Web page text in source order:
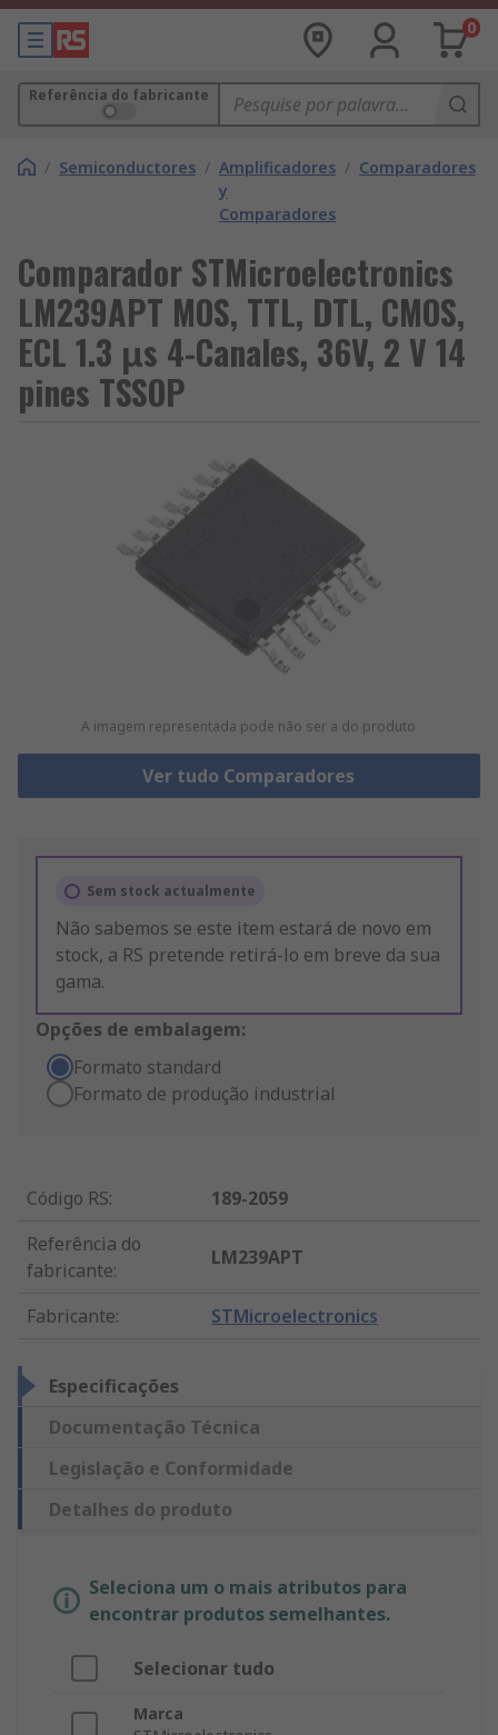
0
Referência do fabricante
/ Semiconductores / Amplificadores
y
Comparadores
/ Comparadores
Comparador STMicroelectronics
LM239APT MOS, TTL, DTL, CMOS,
ECL 1.3 μs 4-Canales, 36V, 2 V 14
pines TSSOP
A imagem representada pode não ser a do produto
Ver tudo Comparadores
Sem stock actualmente
Não sabemos se este item estará de novo em
stock, a RS pretende retirá-lo em breve da sua
gama.
Opções de embalagem:
Formato standard
Formato de produção industrial
Código RS:
189-2059
Referência do
fabricante:
LM239APT
Fabricante: STMicroelectronics
Especificações
Documentação Técnica
Legislação e Conformidade
Detalhes do produto
Seleciona um o mais atributos para
encontrar produtos semelhantes.
Selecionar tudo
Marca